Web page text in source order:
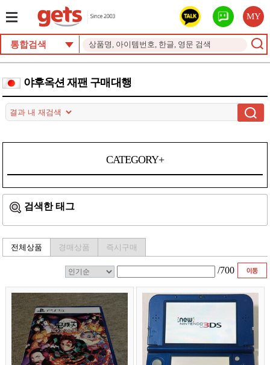
MY
통합검색
야후옥션 재팬 구매대행
CATEGORY+
검색한 태그
전체상품 경매상품 즉시구매
/700